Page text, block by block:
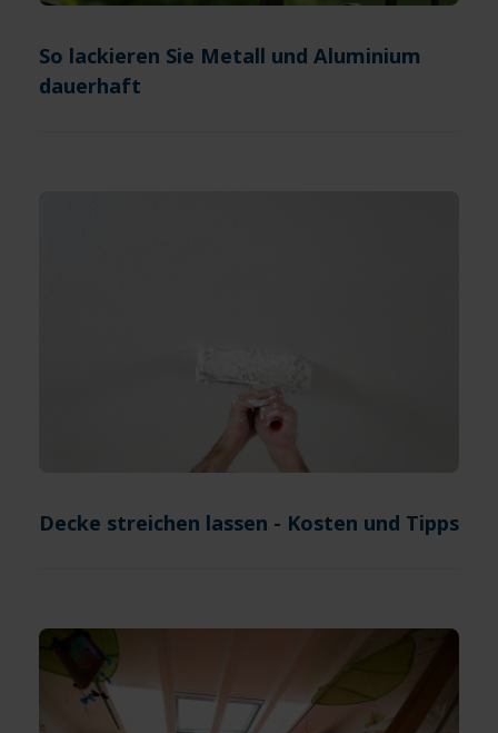
So lackieren Sie Metall und Aluminium
dauerhaft
Decke streichen lassen - Kosten und Tipps